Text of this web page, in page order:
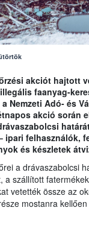
akciót hajtott
illegális faanyag-
Nemzeti Adó- és
akció során
felhasználók,
és készletek
a drávaszabolcsi
a szállított
vetették össze az
mostanra